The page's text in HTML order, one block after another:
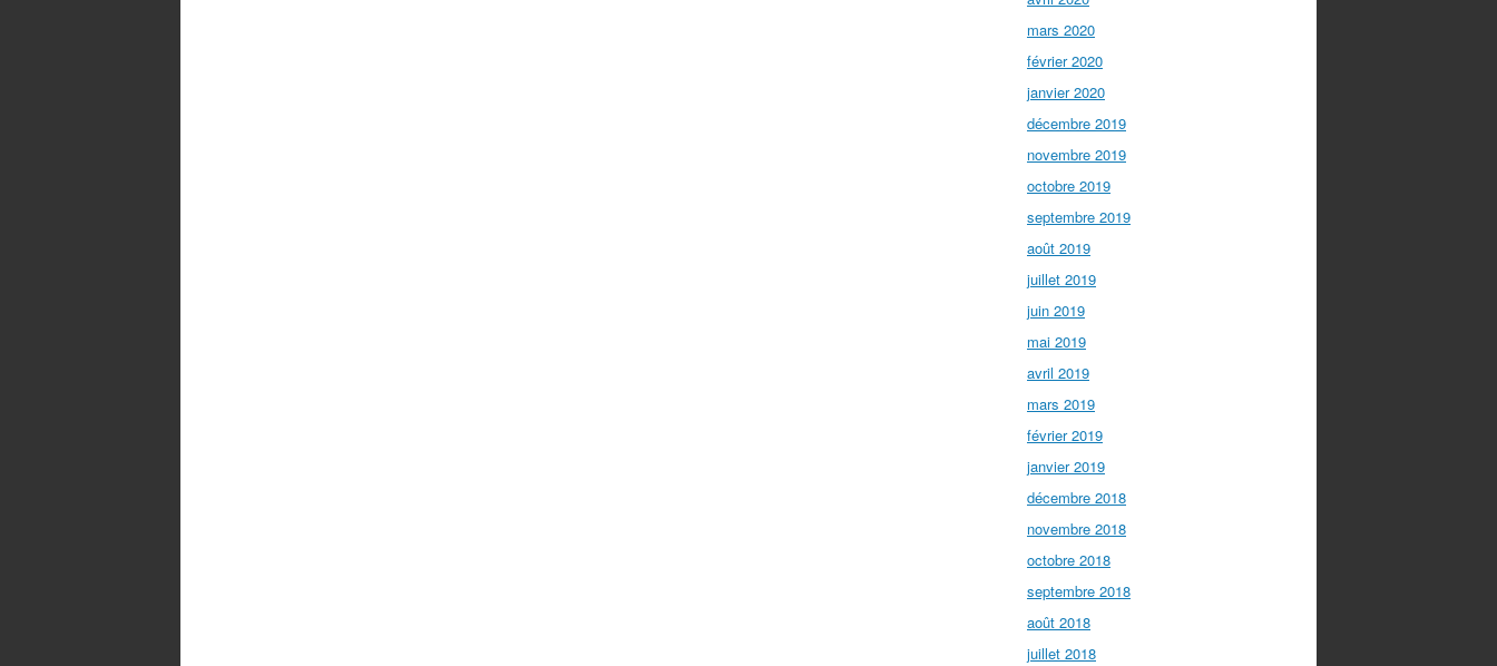
mars 2020
février 2020
janvier 2020
décembre 2019
novembre 2019
octobre 2019
septembre 2019
août 2019
juillet 2019
juin 2019
mai 2019
avril 2019
mars 2019
février 2019
janvier 2019
décembre 2018
novembre 2018
octobre 2018
septembre 2018
août 2018
juillet 2018